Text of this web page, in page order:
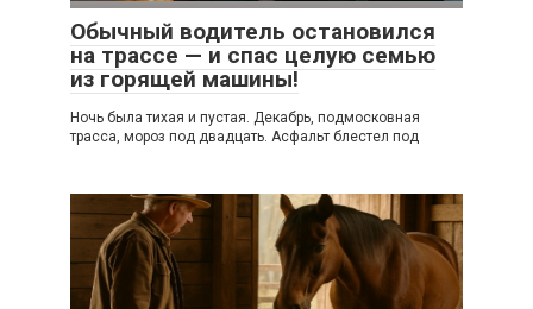
Обычный водитель остановился
на трассе — и спас целую семью
из горящей машины!
Ночь была тихая и пустая. Декабрь, подмосковная
трасса, мороз под двадцать. Асфальт блестел под